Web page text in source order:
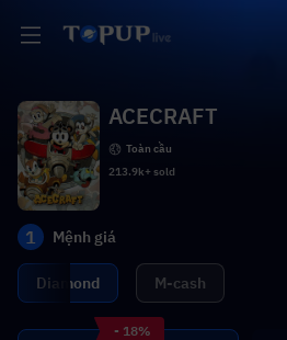
ACECRAFT
Toàn cầu
213.9k+ sold
1 Mệnh giá
Diamond M-cash
- 18%